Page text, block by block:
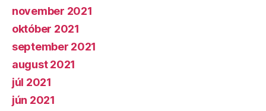
november 2021
október 2021
september 2021
august 2021
júl 2021
jún 2021